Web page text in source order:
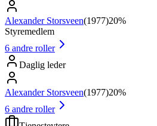
Alexander Storsveen(1977)20%
Styremedlem
6 andre roller
Daglig leder
Alexander Storsveen(1977)20%
6 andre roller